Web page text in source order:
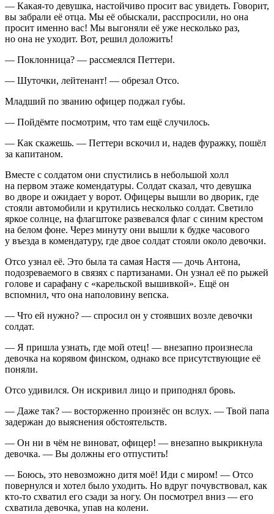
— Какая-то девушка, настойчиво просит вас увидеть. Говорит,
вы забрали её отца. Мы её обыскали, расспросили, но она
просит именно вас! Мы выгоняли её уже несколько раз,
но она не уходит. Вот, решил доложить!
— Поклонница? — рассмеялся Петтери.
— Шуточки, лейтенант! — обрезал Отсо.
Младший по званию офицер поджал губы.
— Пойдёмте посмотрим, что там ещё случилось.
— Как скажешь. — Петтери вскочил и, надев фуражку, пошёл
за капитаном.
Вместе с солдатом они спустились в небольшой холл
на первом этаже комендатуры. Солдат сказал, что девушка
во дворе и ожидает у ворот. Офицеры вышли во дворик, где
стояли автомобили и крутились несколько солдат. Светило
яркое солнце, на флагштоке развевался флаг с синим крестом
на белом фоне. Через минуту они вышли к будке часового
у въезда в комендатуру, где двое солдат стояли около девочки.
Отсо узнал её. Это была та самая Настя — дочь Антона,
подозреваемого в связях с партизанами. Он узнал её по рыжей
голове и сарафану с «карельской вышивкой». Ещё он
вспомнил, что она наполовину вепска.
— Что ей нужно? — спросил он у стоявших возле девочки
солдат.
— Я пришла узнать, где мой отец! — внезапно произнесла
девочка на корявом финском, однако все присутствующие её
поняли.
Отсо удивился. Он искривил лицо и приподнял бровь.
— Даже так? — восторженно произнёс он вслух. — Твой папа
задержан до выяснения обстоятельств.
— Он ни в чём не виноват, офицер! — внезапно выкрикнула
девочка. — Вы должны его отпустить!
— Боюсь, это невозможно дитя моё! Иди с миром! — Отсо
повернулся и хотел было уходить. Но вдруг почувствовал, как
кто-то схватил его сзади за ногу. Он посмотрел вниз — его
схватила девочка, упав на колени.